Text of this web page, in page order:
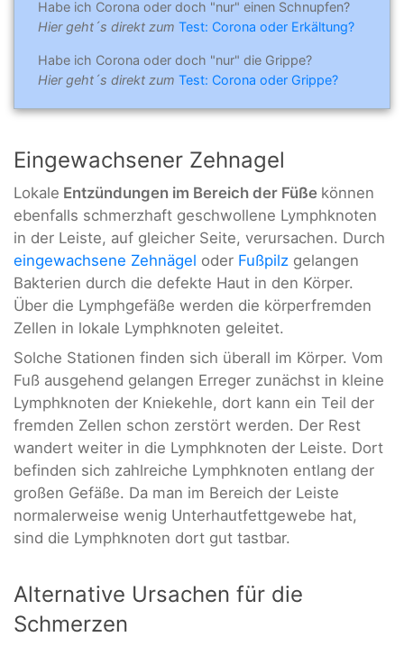
Habe ich Corona oder doch "nur" einen Schnupfen?
Hier geht´s direkt zum Test: Corona oder Erkältung?
Habe ich Corona oder doch "nur" die Grippe?
Hier geht´s direkt zum Test: Corona oder Grippe?
Eingewachsener Zehnagel
Lokale Entzündungen im Bereich der Füße können
ebenfalls schmerzhaft geschwollene Lymphknoten
in der Leiste, auf gleicher Seite, verursachen. Durch
eingewachsene Zehnägel oder Fußpilz gelangen
Bakterien durch die defekte Haut in den Körper.
Über die Lymphgefäße werden die körperfremden
Zellen in lokale Lymphknoten geleitet.
Solche Stationen finden sich überall im Körper. Vom
Fuß ausgehend gelangen Erreger zunächst in kleine
Lymphknoten der Kniekehle, dort kann ein Teil der
fremden Zellen schon zerstört werden. Der Rest
wandert weiter in die Lymphknoten der Leiste. Dort
befinden sich zahlreiche Lymphknoten entlang der
großen Gefäße. Da man im Bereich der Leiste
normalerweise wenig Unterhautfettgewebe hat,
sind die Lymphknoten dort gut tastbar.
Alternative Ursachen für die
Schmerzen